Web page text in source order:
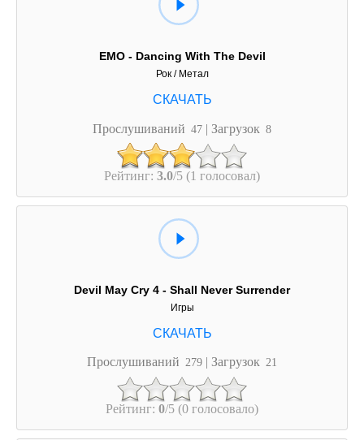
EMO - Dancing With The Devil
Рок / Метал
Прослушиваний 47 | Загрузок 8
Рейтинг: 3.0/5 (1 голосовал)
Devil May Cry 4 - Shall Never Surrender
Игры
Прослушиваний 279 | Загрузок 21
Рейтинг: 0/5 (0 голосовало)